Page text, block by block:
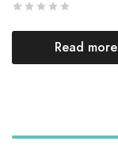
Read more